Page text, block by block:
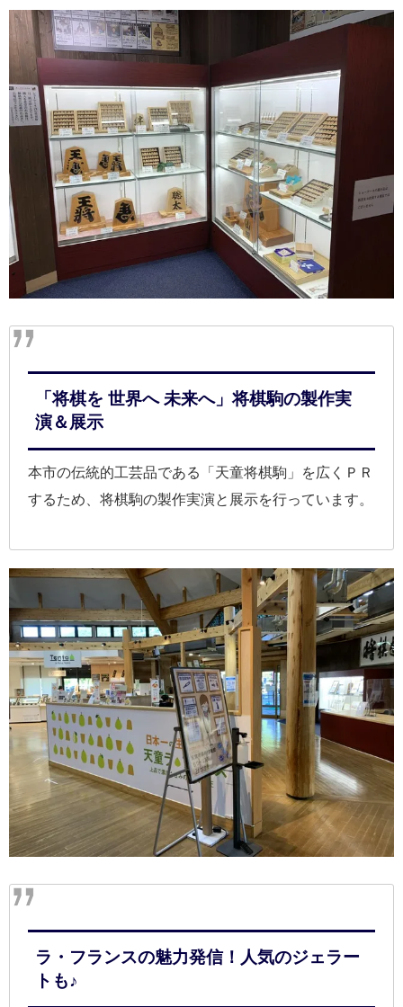
「将棋を 世界へ 未来へ」将棋駒の製作実
演＆展示
本市の伝統的工芸品である「天童将棋駒」を広くＰＲ
するため、将棋駒の製作実演と展示を行っています。
ラ・フランスの魅力発信！人気のジェラー
トも♪